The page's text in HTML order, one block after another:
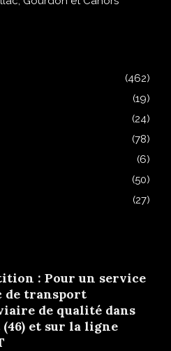
(462)
(19)
(24)
(78)
(6)
(50)
(27)
: Pour un service
de transport
de qualité dans
et sur la ligne